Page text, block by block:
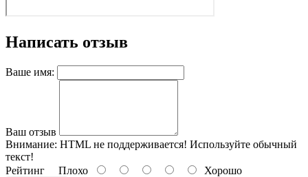
Написать отзыв
Ваше имя:
Ваш отзыв
Внимание: HTML не поддерживается! Используйте обычный
текст!
Рейтинг Плохо Хорошо